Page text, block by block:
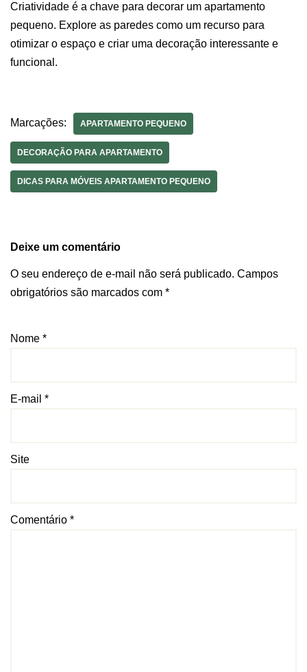
Criatividade é a chave para decorar um apartamento
pequeno. Explore as paredes como um recurso para
otimizar o espaço e criar uma decoração interessante e
funcional.
Marcações: APARTAMENTO PEQUENO
DECORAÇÃO PARA APARTAMENTO
DICAS PARA MÓVEIS APARTAMENTO PEQUENO
Deixe um comentário
O seu endereço de e-mail não será publicado. Campos
obrigatórios são marcados com *
Nome *
E-mail *
Site
Comentário *